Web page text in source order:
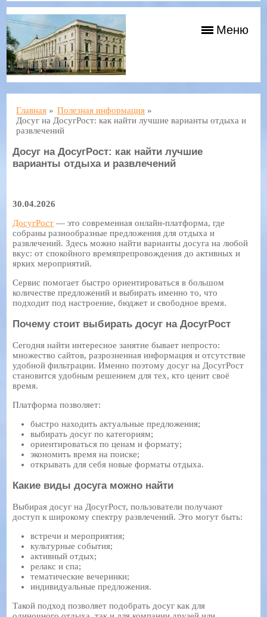
Меню
Главная » Полезная информация »
Досуг на ДосугРост: как найти лучшие варианты отдыха и
развлечений
Досуг на ДосугРост: как найти лучшие
варианты отдыха и развлечений
30.04.2026
ДосугРост — это современная онлайн-платформа, где
собраны разнообразные предложения для отдыха и
развлечений. Здесь можно найти варианты досуга на любой
вкус: от спокойного времяпрепровождения до активных и
ярких мероприятий.
Сервис помогает быстро ориентироваться в большом
количестве предложений и выбирать именно то, что
подходит под настроение, бюджет и свободное время.
Почему стоит выбирать досуг на ДосугРост
Сегодня найти интересное занятие бывает непросто:
множество сайтов, разрозненная информация и отсутствие
удобной фильтрации. Именно поэтому досуг на ДосугРост
становится удобным решением для тех, кто ценит своё
время.
Платформа позволяет:
быстро находить актуальные предложения;
выбирать досуг по категориям;
ориентироваться по ценам и формату;
экономить время на поиске;
открывать для себя новые форматы отдыха.
Какие виды досуга можно найти
Выбирая досуг на ДосугРост, пользователи получают
доступ к широкому спектру развлечений. Это могут быть:
встречи и мероприятия;
культурные события;
активный отдых;
релакс и спа;
тематические вечеринки;
индивидуальные предложения.
Такой подход позволяет подобрать досуг как для